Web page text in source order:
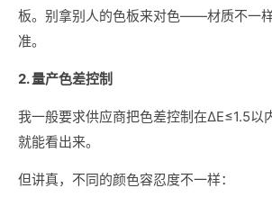
板。别拿别人的色板来对色——材质不一
准。
2. 量产色差控制
我一般要求供应商把色差控制在ΔE≤1.5以
就能看出来。
但讲真，不同的颜色容忍度不一样：